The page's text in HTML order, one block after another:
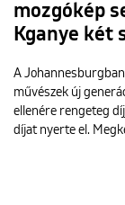
mozgókép
Kganye két
A
művészek új
ellenére rengeteg
díjat nyerte el.